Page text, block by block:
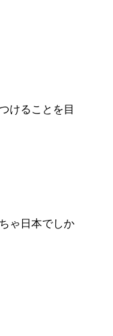
けることを目
ゃ日本でしか